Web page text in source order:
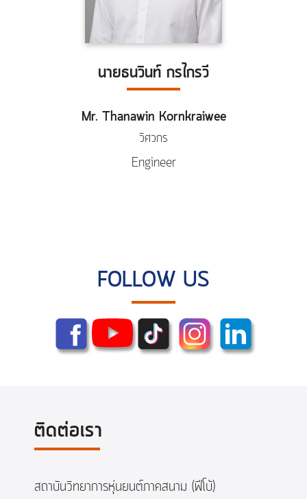
นายธนวินท์ กรไกรวี
Mr. Thanawin Kornkraiwee
วิศวกร
Engineer
FOLLOW US
ติดต่อเรา
สถาบันวิทยาการหุ่นยนต์ภาคสนาม (ฟีโบ้)